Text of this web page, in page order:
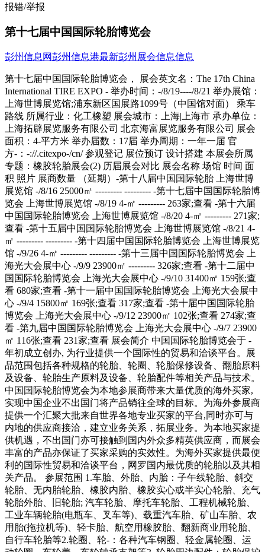
报错/举报
第十七届中国国际轮胎博览会
彭州信息网彭州信息港最新彭州展会信息信息
第十七届中国国际轮胎博览会， 展会英文名：The 17th China International TIRE EXPO - 举办时间：-/8/19----/8/21 举办展馆：上海世博展览馆;浦东新区国展路1099号（中国馆对面） 乘车路线 所属行业：化工橡塑 展会城市：上海|上海市 承办单位：上海拓辟展览服务有限公司 北京海富展览服务有限公司 展会面积：4-平方米 举办届数：17届 举办周期：一年一届 官方-：-://.citexpo-/cn/ 参观登记 展位预订 设计搭建 本展会所属专题：橡胶轮胎展会(2) 历届展会对比 展会名称 场馆 时间 面积 照片 展商数量 （延期）-第十八届中国国际轮胎 上海世博展览馆 -/8/16 25000㎡ --------- --------- -第十七届中国国际轮胎博览会 上海世博展览馆 -/8/19 4-㎡ --------- 263家;查看 -第十六届中国国际轮胎博览会 上海世博展览馆 -/8/20 4-㎡ --------- 271家;查看 -第十五届中国国际轮胎博览会 上海世博展览馆 -/8/21 4-㎡ --------- --------- -第十四届中国国际轮胎博览会 上海世博展览馆 -/9/26 4-㎡ --------- --------- -第十三届中国国际轮胎博览会 上海光大会展中心 -/9/9 23900㎡ --------- 326家;查看 -第十二届中国国际轮胎博览会 上海光大会展中心 -/9/10 31400㎡ 159张;查看 680家;查看 -第十一届中国国际轮胎博览会 上海光大会展中心 -/9/4 15800㎡ 169张;查看 317家;查看 -第十届中国国际轮胎博览会 上海光大会展中心 -/9/12 23900㎡ 102张;查看 274家;查看 -第九届中国国际轮胎博览会 上海光大会展中心 -/9/7 23900㎡ 116张;查看 231家;查看 展会简介 中国国际轮胎博览会于 - 年初成立创办, 为行业提供一个国际性的贸易和洽谈平台。展品范围包括各种规格的轮胎、轮圈、轮胎保修设备、翻胎原料及设备、轮胎生产原料及设备、轮胎配件等相关产品与技术。中国国际轮胎博览